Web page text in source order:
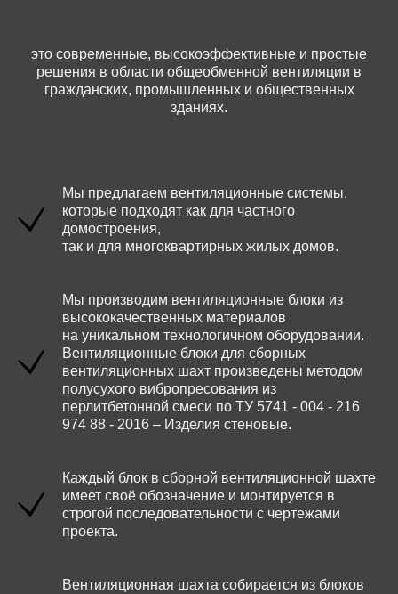
это современные, высокоэффективные и простые
решения в области общеобменной вентиляции в
гражданских, промышленных и общественных
зданиях.
Мы предлагаем вентиляционные системы,
которые подходят как для частного
домостроения,
так и для многоквартирных жилых домов.
Мы производим вентиляционные блоки из
высококачественных материалов
на уникальном технологичном оборудовании.
Вентиляционные блоки для сборных
вентиляционных шахт произведены методом
полусухого вибропресования из
перлитбетонной смеси по ТУ 5741 - 004 - 216
974 88 - 2016 – Изделия стеновые.
Каждый блок в сборной вентиляционной шахте
имеет своё обозначение и монтируется в
строгой последовательности с чертежами
проекта.
Вентиляционная шахта собирается из блоков